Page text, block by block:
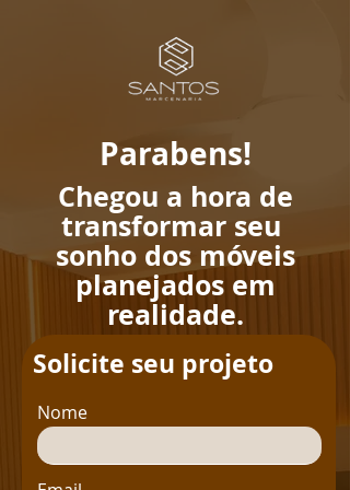
Parabens!
Chegou a hora de
transformar seu
sonho dos móveis
planejados em
realidade.
Solicite seu projeto
Nome